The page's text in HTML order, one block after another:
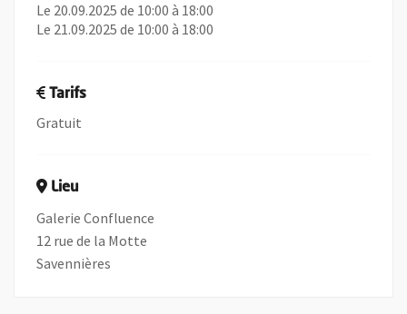
Le 20.09.2025 de 10:00 à 18:00
Le 21.09.2025 de 10:00 à 18:00
Tarifs
Gratuit
Lieu
Galerie Confluence
12 rue de la Motte
Savennières